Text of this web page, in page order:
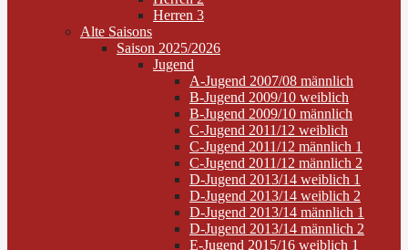
Herren 3
Alte Saisons
Saison 2025/2026
Jugend
A-Jugend 2007/08 männlich
B-Jugend 2009/10 weiblich
B-Jugend 2009/10 männlich
C-Jugend 2011/12 weiblich
C-Jugend 2011/12 männlich 1
C-Jugend 2011/12 männlich 2
D-Jugend 2013/14 weiblich 1
D-Jugend 2013/14 weiblich 2
D-Jugend 2013/14 männlich 1
D-Jugend 2013/14 männlich 2
E-Jugend 2015/16 weiblich 1